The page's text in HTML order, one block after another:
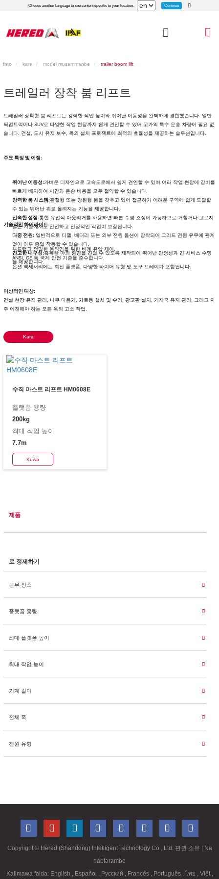
Choose another language to see content specific to your location. Continue
fato kare model musammanbe trailer boom lift
제품
로 정제하기
근무 장소
플랫폼 용량
최대 플랫폼 높이
최대 작업 높이
기계 길이
전체 폭
전원 유형
트레일러 장착 붐 리프트
트레일러 장착형 붐 리프트는 강력한 작업 높이와 뛰어난 이동성을 완벽하게 결합했습니다. 일반
픽업트럭이나 SUV로 다양한 작업 현장까지 쉽게 견인할 수 있어 고가의 특수 운송 차량이 필요 없
습니다. 건설, 도시 유지 보수, 옥외 설치 프로젝트에 최적의 효율성을 제공하는 솔루션입니다.
주요 특징 및 이점:
뛰어난 이동성:가벼운 디자인으로 고속도로에서 쉽게 견인할 수 있어 여러 작업 현장에 장비를
빠르게 배치하여 시간과 운송 비용을 모두 절약할 수 있습니다.
강력한 붐 시스템:관절형 또는 망원형 붐을 갖추고 있어 접근하기 어려운 구역에 쉽게 도달할
수 있는 뛰어난 위로 올려지는 기능을 제공합니다.
신속한 설정:통합 유압식 아웃리거를 사용하면 빠른 수평 조정이 가능하므로 거칠거나 고르지
않은 지형에서도 안전하고 안정적인 작업이 보장됩니다.
다중 전원: 일반적으로 디젤, 배터리 또는 외부 전원 옵션이 장착되어 그리드 전원 유무에 관계
없이 하루 종일 작동할 수 있습니다.
견고한 내구성:혹독한 야외 환경을 견딜 수 있도록 제작되어 뛰어난 안정성과 긴 서비스 수명
을 제공합니다.
기술적인 하이라이트:
부드럽고 정밀한 움직임을 위한 비례 유압 제어.
ANSI, CE 등 국제 안전 기준을 준수합니다.
옵션 액세서리에는 회전 플랫폼, 다양한 타이어 유형 및 도구 트레이가 포함됩니다.
이상적인 대상:
건설 현장 유지 관리, 나무 다듬기, 가로등 설치 및 수리, 광고판 설치, 기지국 유지 관리, 그리고 자
주 이전해야 하는 모든 옥외 고소 작업.
Kəra
수직 마스트 리프트 HM0608E
플랫폼 용량
200kg
최대 작업 높이
7.7m
Kuwa
Copyright © Hered (Shandong) Intelligent Technology Co., Ltd. 판권 소유 | Na
nabtərambe
Kalimawa faida: English Español Русский Francés Português ,ไทย Việt